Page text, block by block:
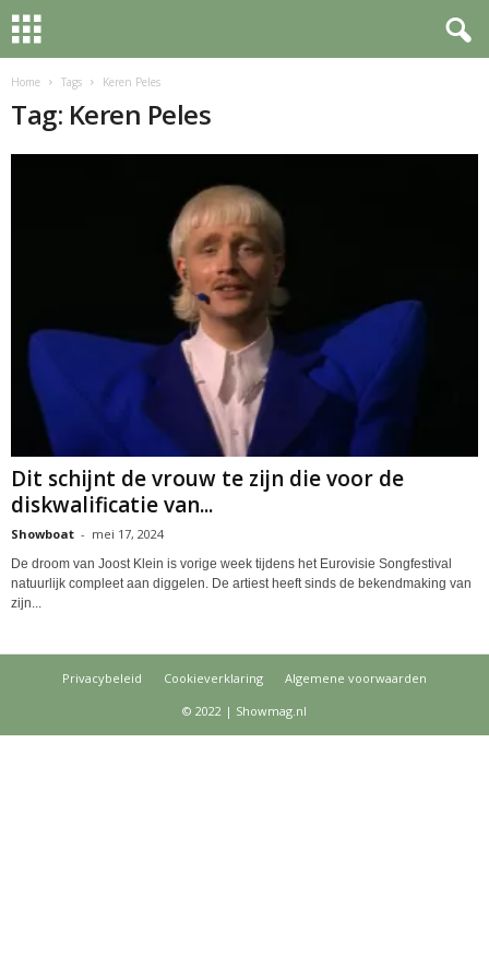
Home Tags Keren Peles
Tag: Keren Peles
Dit schijnt de vrouw te zijn die voor de
diskwalificatie van...
Showboat - mei 17, 2024
De droom van Joost Klein is vorige week tijdens het Eurovisie Songfestival
natuurlijk compleet aan diggelen. De artiest heeft sinds de bekendmaking van
zijn...
Privacybeleid Cookieverklaring
Algemene voorwaarden
© 2022 | Showmag.nl